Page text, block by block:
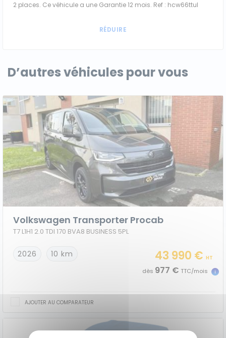
2 places. Ce véhicule a une Garantie 12 mois. Ref : hcw66ttul
D’autres véhicules pour vous
Volkswagen Transporter Procab
T7 L1H1 2.0 TDI 170 BVA8 BUSINESS 5PL
2026 10 km 43 990 € HT
dès 977 € TTC/mois
AJOUTER AU COMPARATEUR